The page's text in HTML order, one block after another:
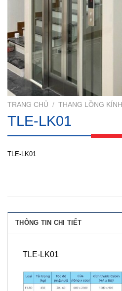
TRANG CHỦ / THANG LỒNG KÍNH
TLE-LK01
TLE-LK01
THÔNG TIN CHI TIẾT
TLE-LK01